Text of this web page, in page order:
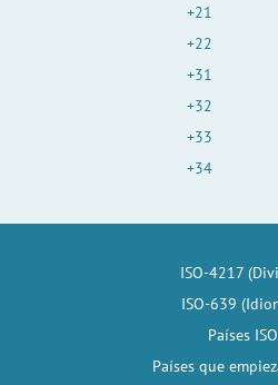
+21
+22
+31
+32
+33
+34
ISO-4217
ISO-639
Países ISO
Países que